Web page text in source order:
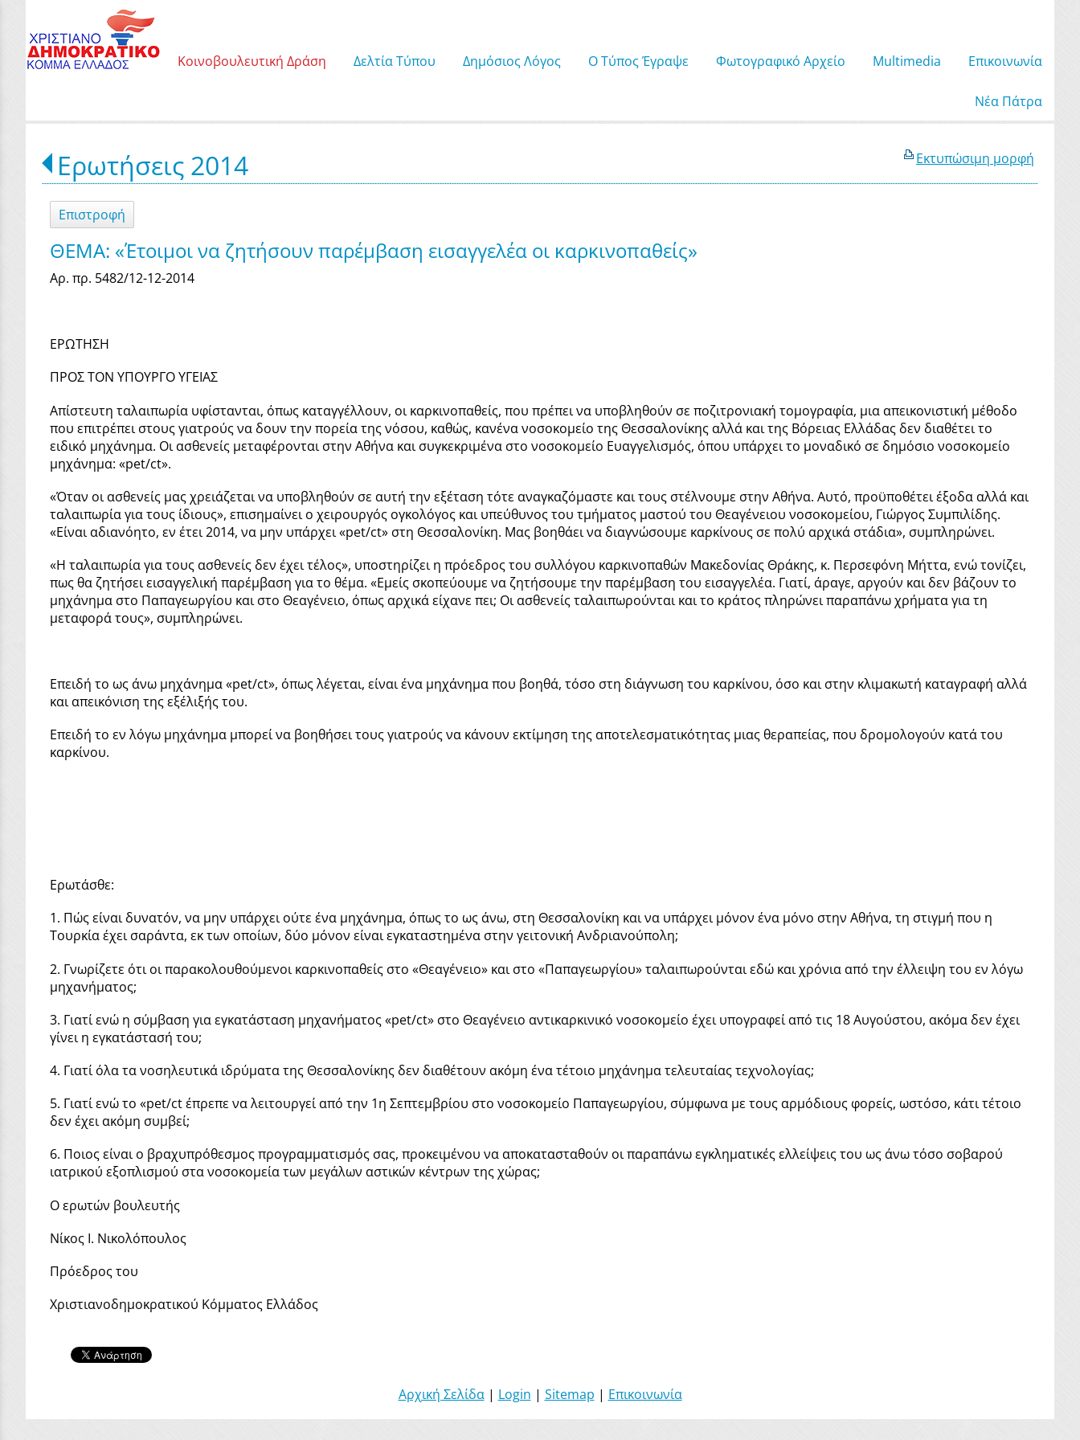
Κοινοβουλευτική Δράση Δελτία Τύπου Δημόσιος Λόγος Ο Τύπος Έγραψε Φωτογραφικό Αρχείο Μultimedia Επικοινωνία
Νέα Πάτρα
Εκτυπώσιμη μορφή
Ερωτήσεις 2014
Επιστροφή
ΘΕΜΑ: «Έτοιμοι να ζητήσουν παρέμβαση εισαγγελέα οι καρκινοπαθείς»
Αρ. πρ. 5482/12-12-2014
ΕΡΩΤΗΣΗ
ΠΡΟΣ ΤΟΝ ΥΠΟΥΡΓΟ ΥΓΕΙΑΣ
Απίστευτη ταλαιπωρία υφίστανται, όπως καταγγέλλουν, οι καρκινοπαθείς, που πρέπει να υποβληθούν σε ποζιτρονιακή τομογραφία, μια απεικονιστική μέθοδο
που επιτρέπει στους γιατρούς να δουν την πορεία της νόσου, καθώς, κανένα νοσοκομείο της Θεσσαλονίκης αλλά και της Βόρειας Ελλάδας δεν διαθέτει το
ειδικό μηχάνημα. Οι ασθενείς μεταφέρονται στην Αθήνα και συγκεκριμένα στο νοσοκομείο Ευαγγελισμός, όπου υπάρχει το μοναδικό σε δημόσιο νοσοκομείο
μηχάνημα: «pet/ct».
«Όταν οι ασθενείς μας χρειάζεται να υποβληθούν σε αυτή την εξέταση τότε αναγκαζόμαστε και τους στέλνουμε στην Αθήνα. Αυτό, προϋποθέτει έξοδα αλλά και
ταλαιπωρία για τους ίδιους», επισημαίνει ο χειρουργός ογκολόγος και υπεύθυνος του τμήματος μαστού του Θεαγένειου νοσοκομείου, Γιώργος Συμπιλίδης.
«Είναι αδιανόητο, εν έτει 2014, να μην υπάρχει «pet/ct» στη Θεσσαλονίκη. Μας βοηθάει να διαγνώσουμε καρκίνους σε πολύ αρχικά στάδια», συμπληρώνει.
«Η ταλαιπωρία για τους ασθενείς δεν έχει τέλος», υποστηρίζει η πρόεδρος του συλλόγου καρκινοπαθών Μακεδονίας Θράκης, κ. Περσεφόνη Μήττα, ενώ τονίζει,
πως θα ζητήσει εισαγγελική παρέμβαση για το θέμα. «Εμείς σκοπεύουμε να ζητήσουμε την παρέμβαση του εισαγγελέα. Γιατί, άραγε, αργούν και δεν βάζουν το
μηχάνημα στο Παπαγεωργίου και στο Θεαγένειο, όπως αρχικά είχανε πει; Οι ασθενείς ταλαιπωρούνται και το κράτος πληρώνει παραπάνω χρήματα για τη
μεταφορά τους», συμπληρώνει.
Επειδή το ως άνω μηχάνημα «pet/ct», όπως λέγεται, είναι ένα μηχάνημα που βοηθά, τόσο στη διάγνωση του καρκίνου, όσο και στην κλιμακωτή καταγραφή αλλά
και απεικόνιση της εξέλιξής του.
Επειδή το εν λόγω μηχάνημα μπορεί να βοηθήσει τους γιατρούς να κάνουν εκτίμηση της αποτελεσματικότητας μιας θεραπείας, που δρομολογούν κατά του
καρκίνου.
Ερωτάσθε:
1. Πώς είναι δυνατόν, να μην υπάρχει ούτε ένα μηχάνημα, όπως το ως άνω, στη Θεσσαλονίκη και να υπάρχει μόνον ένα μόνο στην Αθήνα, τη στιγμή που η
Τουρκία έχει σαράντα, εκ των οποίων, δύο μόνον είναι εγκαταστημένα στην γειτονική Ανδριανούπολη;
2. Γνωρίζετε ότι οι παρακολουθούμενοι καρκινοπαθείς στο «Θεαγένειο» και στο «Παπαγεωργίου» ταλαιπωρούνται εδώ και χρόνια από την έλλειψη του εν λόγω
μηχανήματος;
3. Γιατί ενώ η σύμβαση για εγκατάσταση μηχανήματος «pet/ct» στο Θεαγένειο αντικαρκινικό νοσοκομείο έχει υπογραφεί από τις 18 Αυγούστου, ακόμα δεν έχει
γίνει η εγκατάστασή του;
4. Γιατί όλα τα νοσηλευτικά ιδρύματα της Θεσσαλονίκης δεν διαθέτουν ακόμη ένα τέτοιο μηχάνημα τελευταίας τεχνολογίας;
5. Γιατί ενώ το «pet/ct έπρεπε να λειτουργεί από την 1η Σεπτεμβρίου στο νοσοκομείο Παπαγεωργίου, σύμφωνα με τους αρμόδιους φορείς, ωστόσο, κάτι τέτοιο
δεν έχει ακόμη συμβεί;
6. Ποιος είναι ο βραχυπρόθεσμος προγραμματισμός σας, προκειμένου να αποκατασταθούν οι παραπάνω εγκληματικές ελλείψεις του ως άνω τόσο σοβαρού
ιατρικού εξοπλισμού στα νοσοκομεία των μεγάλων αστικών κέντρων της χώρας;
Ο ερωτών βουλευτής
Νίκος Ι. Νικολόπουλος
Πρόεδρος του
Χριστιανοδημοκρατικού Κόμματος Ελλάδος
Αρχική Σελίδα| Login | Sitemap | Επικοινωνία